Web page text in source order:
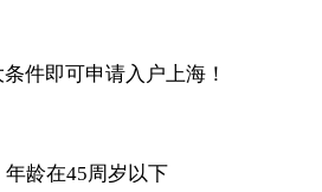
件即可申请入户上海！
龄在45周岁以下